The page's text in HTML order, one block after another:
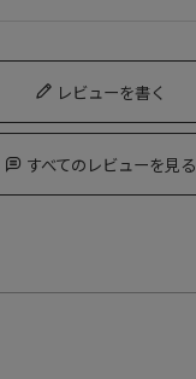
レビューを書く
すべてのレビューを見る